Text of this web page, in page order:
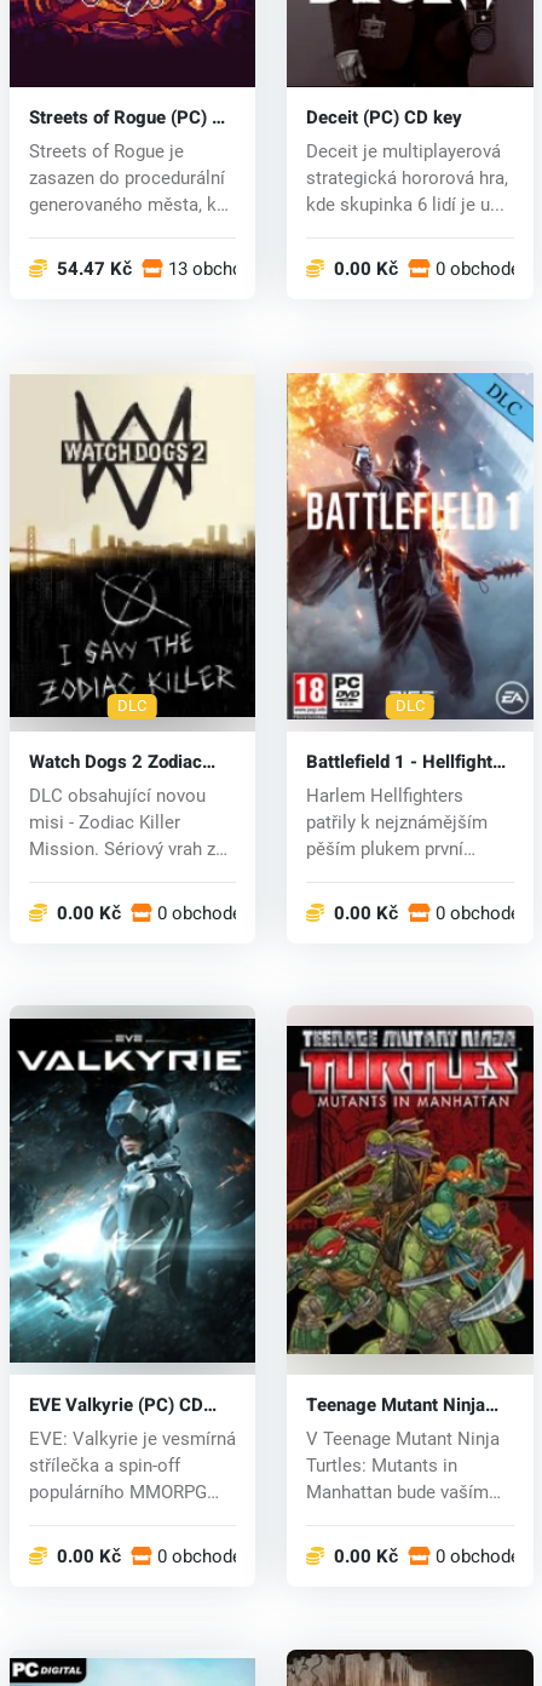
Streets of Rogue (PC) CD
key
Streets of Rogue je
zasazen do procedurální
generovaného města, kde
54.47 Kč 13 obchodech
Deceit (PC) CD key
Deceit je multiplayerová
strategická hororová hra,
kde skupinka 6 lidí je u...
0.00 Kč 0 obchodech
DLC
Watch Dogs 2 Zodiac
Killer Mission DLC
(PC)CD key
DLC obsahující novou
misi - Zodiac Killer
Mission. Sériový vrah za
0.00 Kč 0 obchodech
DLC
Battlefield 1 - Hellfighter
Pack (PC) CD key
Harlem Hellfighters
patřily k nejznámějším
pěším plukem první
0.00 Kč 0 obchodech
EVE Valkyrie (PC) CD
key
EVE: Valkyrie je vesmírná
střílečka a spin-off
populárního MMORPG
0.00 Kč 0 obchodech
Teenage Mutant Ninja
Turtles: Mutants in
Manhattan (PC) CD key
V Teenage Mutant Ninja
Turtles: Mutants in
Manhattan bude vaším
0.00 Kč 0 obchodech